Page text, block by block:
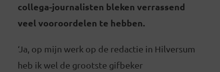
collega-journalisten bleken verrassend
veel vooroordelen te hebben.
‘Ja, op mijn werk op de redactie in Hilversum
heb ik wel de grootste gifbeker